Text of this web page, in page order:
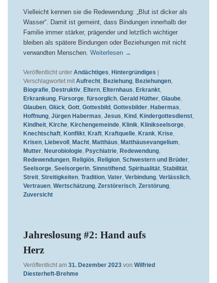
Vielleicht kennen sie die Redewendung: „Blut ist dicker als
Wasser“. Damit ist gemeint, dass Bindungen innerhalb der
Familie immer stärker, prägender und letztlich wichtiger
bleiben als spätere Bindungen oder Beziehungen mit nicht
verwandten Menschen. Weiterlesen →
Veröffentlicht unter Andächtiges, Hintergründiges
Verschlagwortet mit Aufrecht, Beziehung, Beziehungen,
Biografie, Destruktiv, Eltern, Elternhaus, Erkrankt,
Erkrankung, Fürsorge, fürsorglich, Gerald Hüther, Glaube,
Glauben, Glück, Gott, Gottesbild , Gottesbilder, Habermas,
Hoffnung, Jürgen Habermas, Jesus, Kind , Kindergottesdienst,
Kindheit, Kirche, Kirchengemeinde, Klinik, Klinikseelsorge,
Knechtschaft, Konflikt, Kraft, Kraftquelle, Krank, Krise,
Krisen, Liebevoll , Macht, Matthäus, Matthäusevangelium,
Mutter, Neurobiologie, Psychiatrie, Redewendung,
Redewendungen, Religiös, Religion, Schwestern und Brüder,
Seelsorge, Seelsorgerin, Sinnstiftend , Spiritualität, Stabilität,
Streit, Streitigkeiten, Tradition, Vater, Verbindung, Verlässlich,
Vertrauen, Wertschätzung, Zerstörerisch, Zerstörung,
Zuversicht
Jahreslosung #2: Hand aufs
Herz
Veröffentlicht am 31. Dezember 2023 von Wilfried
Diesterheft-Brehme